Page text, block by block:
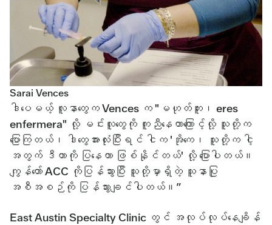
Sarai Vences
ဒါပေမယ့် လူနာတွေက Vences က "မဟုတ်ဘူး၊ eres
enfermera" လို့ မင်းလူတွေကို ကူညီနေတာကြောင့်လို့ သူတို့က
ပြောကြတယ်၊ ဒါတွေအားလုံးပြီးရင် ငါက 'အိုကေ၊ သူတို့က ငါ့
အတွက် ဒီဟာကို ပြနေတာ ဖြစ်နိုင်တယ်' လို့ ပြောပါတယ်။
ကျွန်တော် ACC ကိုပြန်သွားပြီး သူတို့မှာရှိတဲ့ သူနာပြု
အစီအစဉ်ကို ပြန်သွားချင်ပါတယ်။”
East Austin Specialty Clinic တွင် အလုပ်လုပ်နေချိန်